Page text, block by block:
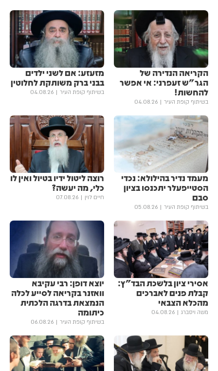
הקריאה הנדירה של
הגר"ש זעפרני: אי אפשר
להחשות!
בשיתוף קופת העיר 04.08.26
מזעזע: אם לשני ילדים
בבני ברק משותקת לחלוטין
בשיתוף קופת העיר 04.08.26
מעמד נדיר בהילולא: נכדי
הסטייפעלר יתכנסו בציון
סבם
בשיתוף קופת העיר 05.08.26
רוצה ליטול ידיו בטיול ואין לו
כלי, מה יעשה?
חיים לוין 07.08.26
אסירי ציון בלשכת הבד"ץ:
קבלת פנים לאברכים
מהכלא הצבאי
משה ויסברג 04.08.26
יוצא דופן: רבי עקיבא
וואזנר בקריאה לסייע לכלה
הנמצאת בדרגה הלכתית
כיתומה
בשיתוף קופת העיר 06.08.26